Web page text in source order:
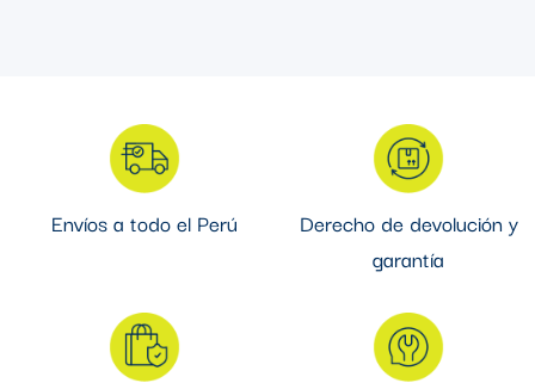
Envíos a todo el Perú
Derecho de devolución y
garantía